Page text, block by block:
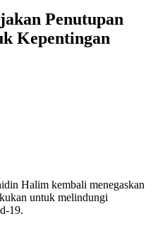
Penutupan
Kepentingan
Halim kembali menegaskan
untuk melindungi
19.